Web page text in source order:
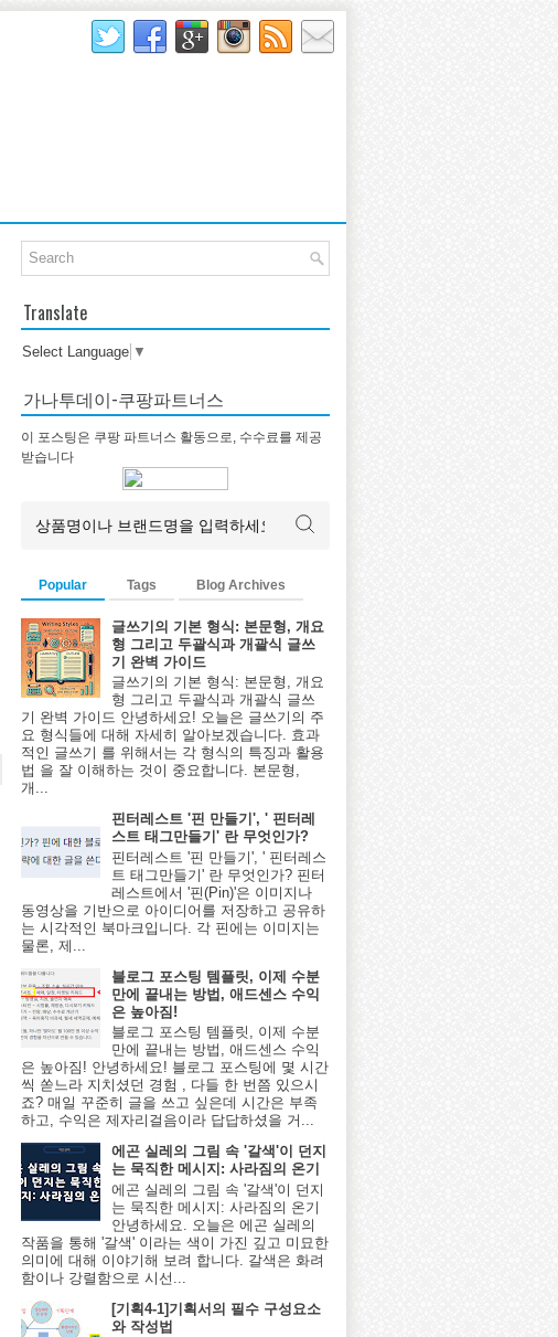
Translate
Select Language ▼
가나투데이-쿠팡파트너스
이 포스팅은 쿠팡 파트너스 활동으로, 수수료를 제공
받습니다
Popular Tags Blog Archives
글쓰기의 기본 형식: 본문형, 개요
형 그리고 두괄식과 개괄식 글쓰
기 완벽 가이드
글쓰기의 기본 형식: 본문형, 개요
형 그리고 두괄식과 개괄식 글쓰
기 완벽 가이드 안녕하세요! 오늘은 글쓰기의 주
요 형식들에 대해 자세히 알아보겠습니다. 효과
적인 글쓰기 를 위해서는 각 형식의 특징과 활용
법 을 잘 이해하는 것이 중요합니다. 본문형,
개...
핀터레스트 '핀 만들기', ' 핀터레
스트 태그만들기' 란 무엇인가?
핀터레스트 '핀 만들기', ' 핀터레스
트 태그만들기' 란 무엇인가? 핀터
레스트에서 '핀(Pin)'은 이미지나
동영상을 기반으로 아이디어를 저장하고 공유하
는 시각적인 북마크입니다. 각 핀에는 이미지는
물론, 제...
블로그 포스팅 템플릿, 이제 수분
만에 끝내는 방법, 애드센스 수익
은 높아짐!
블로그 포스팅 템플릿, 이제 수분
만에 끝내는 방법, 애드센스 수익
은 높아짐! 안녕하세요! 블로그 포스팅에 몇 시간
씩 쏟느라 지치셨던 경험 , 다들 한 번쯤 있으시
죠? 매일 꾸준히 글을 쓰고 싶은데 시간은 부족
하고, 수익은 제자리걸음이라 답답하셨을 거...
에곤 실레의 그림 속 '갈색'이 던지
는 묵직한 메시지: 사라짐의 온기
에곤 실레의 그림 속 '갈색'이 던지
는 묵직한 메시지: 사라짐의 온기
안녕하세요. 오늘은 에곤 실레의
작품을 통해 '갈색' 이라는 색이 가진 깊고 미묘한
의미에 대해 이야기해 보려 합니다. 갈색은 화려
함이나 강렬함으로 시선...
[기획4-1]기획서의 필수 구성요소
와 작성법